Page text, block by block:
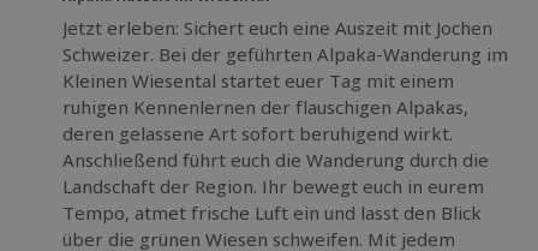
Jetzt erleben: Sichert euch eine Auszeit mit Jochen
Schweizer. Bei der geführten Alpaka-Wanderung im
Kleinen Wiesental startet euer Tag mit einem
ruhigen Kennenlernen der flauschigen Alpakas,
deren gelassene Art sofort beruhigend wirkt.
Anschließend führt euch die Wanderung durch die
Landschaft der Region. Ihr bewegt euch in eurem
Tempo, atmet frische Luft ein und lasst den Blick
über die grünen Wiesen schweifen. Mit jedem